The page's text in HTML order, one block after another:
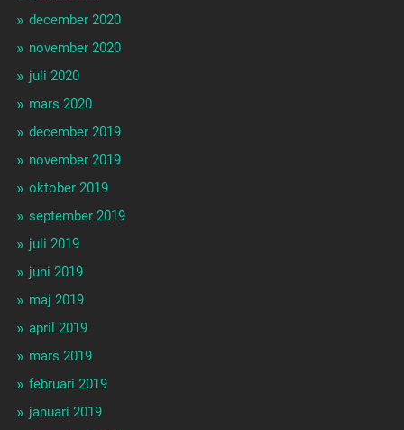
december 2020
november 2020
juli 2020
mars 2020
december 2019
november 2019
oktober 2019
september 2019
juli 2019
juni 2019
maj 2019
april 2019
mars 2019
februari 2019
januari 2019